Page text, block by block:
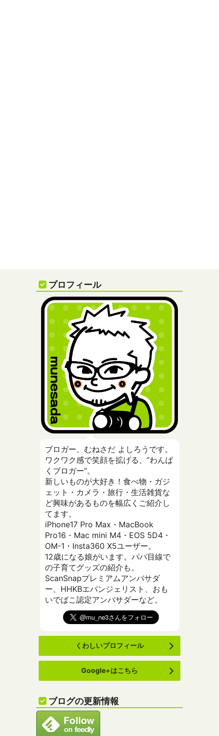
プロフィール
ブロガー、むねさだ よしろうです。
ワクワク感で笑顔を拡げる、”わんぱ
くブロガー”。
新しいものが大好き！食べ物・ガジ
ェット・カメラ・旅行・生活雑貨な
ど興味があるものを幅広くご紹介し
てます。
iPhone17 Pro Max・MacBook
Pro16・Mac mini M4・EOS 5D4・
OM-1・Insta360 X5ユーザー。
12歳になる娘がいます。パパ目線で
の子育てグッズの紹介も。
ScanSnapプレミアムアンバサダ
ー、HHKBエバンジェリスト、おも
いでばこ認定アンバサダーなど。
くわしいプロフィール
Google+はこちら
ブログの更新情報